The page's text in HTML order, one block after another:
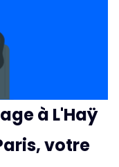
à L'Haÿ
votre